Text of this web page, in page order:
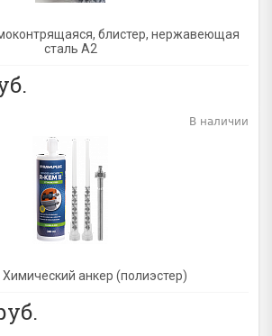
блистер, нержавеющая
сталь A2
Химический анкер (полиэстер)
В наличии